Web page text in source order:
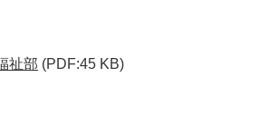
祉部 (PDF:45 KB)